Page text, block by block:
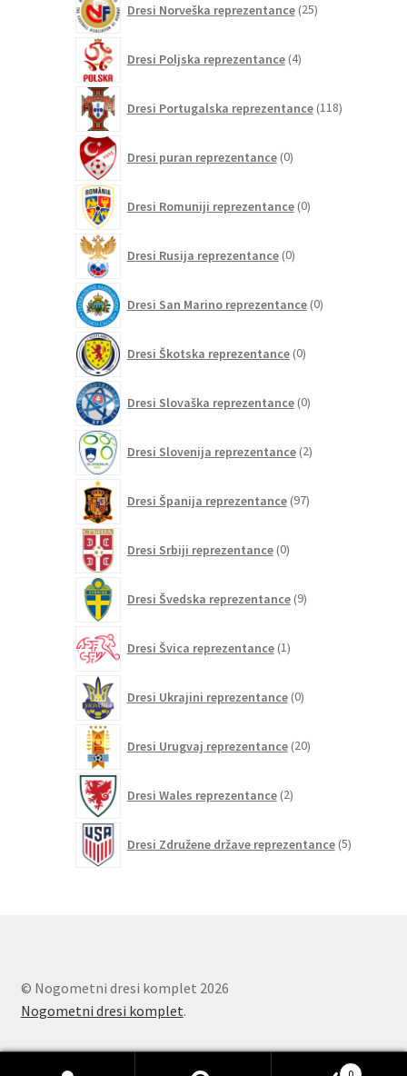
Dresi Norveška reprezentance 25izdelkov
Dresi Poljska reprezentance 4izdelki
Dresi Portugalska reprezentance 118izdelkov
Dresi puran reprezentance 0izdelkov
Dresi Romuniji reprezentance 0izdelkov
Dresi Rusija reprezentance 0izdelkov
Dresi San Marino reprezentance 0izdelkov
Dresi Škotska reprezentance 0izdelkov
Dresi Slovaška reprezentance 0izdelkov
Dresi Slovenija reprezentance 2izdelka
Dresi Španija reprezentance 97izdelkov
Dresi Srbiji reprezentance 0izdelkov
Dresi Švedska reprezentance 9izdelkov
Dresi Švica reprezentance 1izdelek
Dresi Ukrajini reprezentance 0izdelkov
Dresi Urugvaj reprezentance 20izdelkov
Dresi Wales reprezentance 2izdelka
Dresi Združene države reprezentance 5izdelkov
© Nogometni dresi komplet 2026
Nogometni dresi komplet.